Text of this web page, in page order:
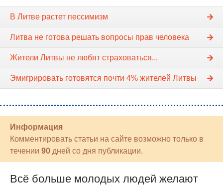
В Литве растет пессимизм
Литва не готова решать вопросы прав человека
Жители Литвы не любят страховаться...
Эмигрировать готовятся почти 4% жителей Литвы
Информация
Комментировать статьи на сайте возможно только в
течении 90 дней со дня публикации.
Всё больше молодых людей желают